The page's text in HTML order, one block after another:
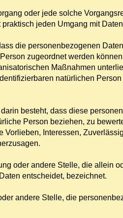
oder jede solche
jeden Umgang mit
die personenbezogenen
zugeordnet werden
Maßnahmen
natürlichen
besteht, dass diese
Person beziehen, zu
Interessen,
oder andere Stelle, die allein
entscheidet, bezeichnet.
andere Stelle, die